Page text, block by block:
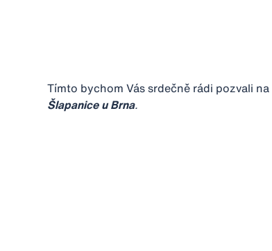
Tímto bychom Vás srdečně rádi pozvali na
Šlapanice u Brna.